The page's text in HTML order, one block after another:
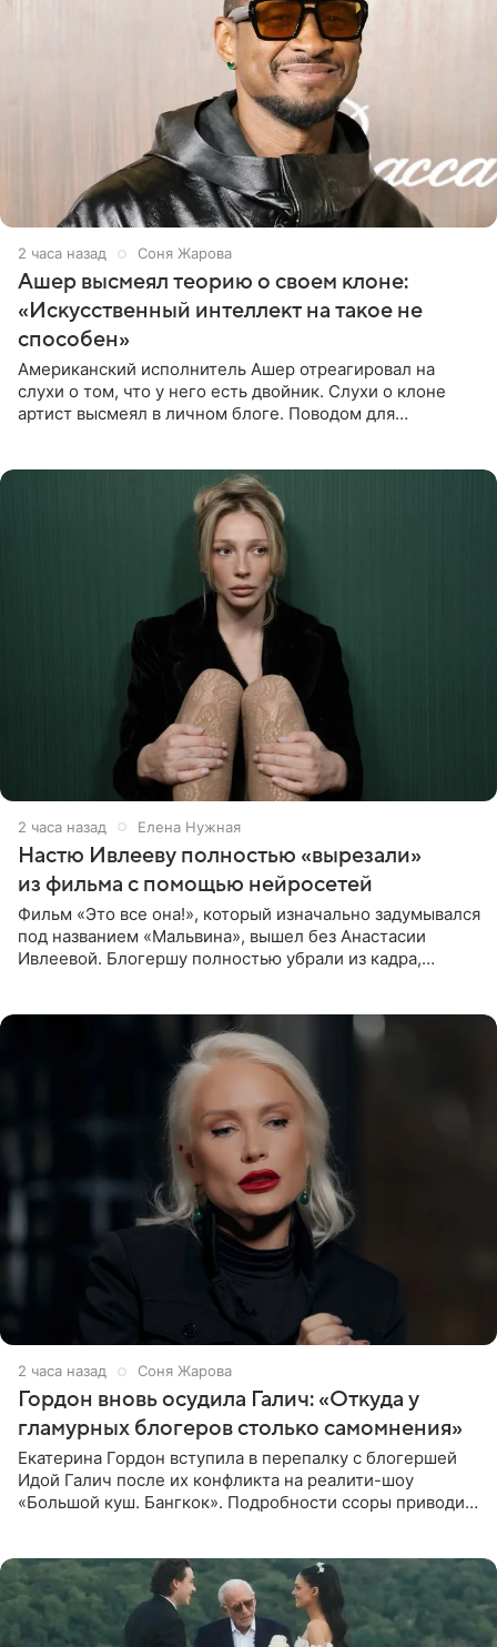
2 часа назад Соня Жарова
Ашер высмеял теорию о своем клоне:
«Искусственный интеллект на такое не
способен»
Американский исполнитель Ашер отреагировал на
слухи о том, что у него есть двойник. Слухи о клоне
артист высмеял в личном блоге. Поводом для
2 часа назад Елена Нужная
Настю Ивлееву полностью «вырезали»
из фильма с помощью нейросетей
Фильм «Это все она!», который изначально задумывался
под названием «Мальвина», вышел без Анастасии
Ивлеевой. Блогершу полностью убрали из кадра,
2 часа назад Соня Жарова
Гордон вновь осудила Галич: «Откуда у
гламурных блогеров столько самомнения»
Екатерина Гордон вступила в перепалку с блогершей
Идой Галич после их конфликта на реалити-шоу
«Большой куш. Бангкок». Подробности ссоры приводит